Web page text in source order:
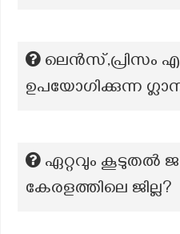
ലെൻസ്,പ്രിസം
ഉപയോഗിക്കുന്ന
ഏറ്റവും കൂടുതൽ
കേരളത്തിലെ ജില്ല?